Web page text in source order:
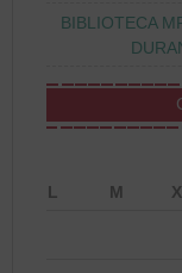
BIBLIOTECA
L
M X